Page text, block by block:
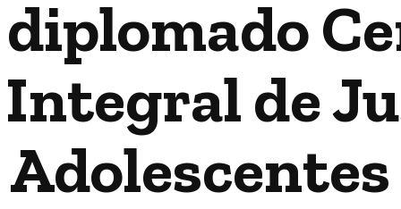
de
Adolescentes